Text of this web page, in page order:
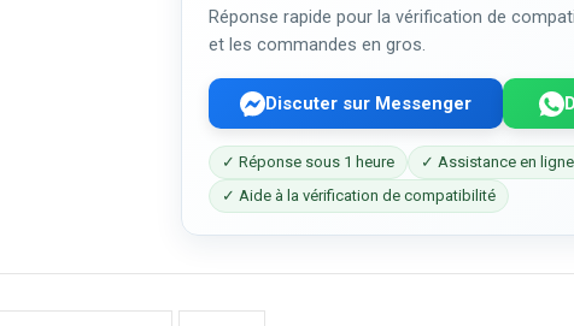
Réponse rapide pour la vérification de
et les commandes en gros.
Discuter sur Messenger
✓ Réponse sous 1 heure
✓ Assistance en
✓ Aide à la vérification de compatibilité